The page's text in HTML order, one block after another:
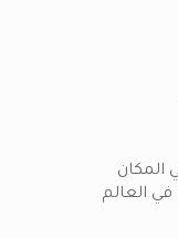
المكان
في العالم